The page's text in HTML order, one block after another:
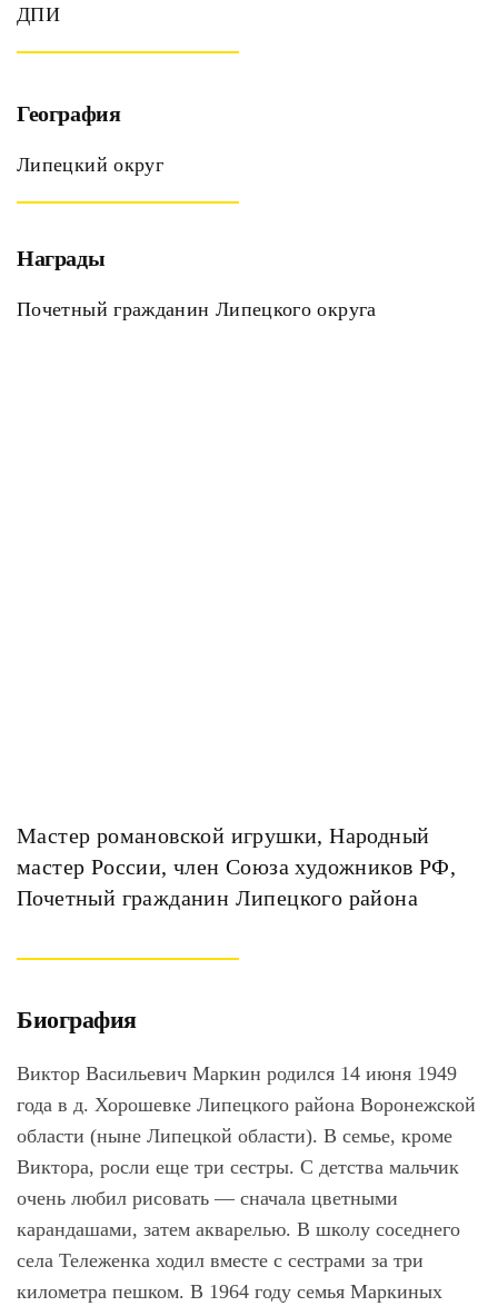
Мастер романовской игрушки, Народный
мастер России, член Союза художников РФ,
Почетный гражданин Липецкого района
Биография
Виктор Васильевич Маркин родился 14 июня 1949
года в д. Хорошевке Липецкого района Воронежской
области (ныне Липецкой области). В семье, кроме
Виктора, росли еще три сестры. С детства мальчик
очень любил рисовать ― сначала цветными
карандашами, затем акварелью. В школу соседнего
села Тележенка ходил вместе с сестрами за три
километра пешком. В 1964 году семья Маркиных
ДПИ
География
Липецкий округ
Награды
Почетный гражданин Липецкого округа